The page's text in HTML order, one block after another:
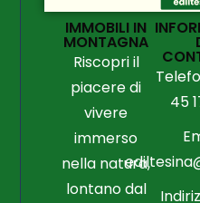
IMMOBILI IN
MONTAGNA
Riscopri il
piacere di
vivere
immerso
nella natura,
lontano dal
45